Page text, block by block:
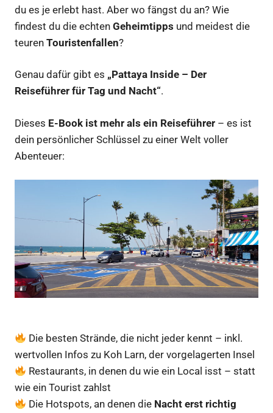
du es je erlebt hast. Aber wo fängst du an? Wie
findest du die echten Geheimtipps und meidest die
teuren Touristenfallen?
Genau dafür gibt es „Pattaya Inside – Der
Reiseführer für Tag und Nacht“.
Dieses E-Book ist mehr als ein Reiseführer – es ist
dein persönlicher Schlüssel zu einer Welt voller
Abenteuer:
Die besten Strände, die nicht jeder kennt – inkl.
wertvollen Infos zu Koh Larn, der vorgelagerten Insel
Restaurants, in denen du wie ein Local isst – statt
wie ein Tourist zahlst
Die Hotspots, an denen die Nacht erst richtig